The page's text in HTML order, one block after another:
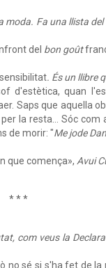
Fa una llista
del bon goût
. És un llibre
d'estètica, quan
Saps que aquella
la resta... Sóc com
de morir: "Me jode
que comença», Avui
* * *
com veus la
no sé si s'ha fet de